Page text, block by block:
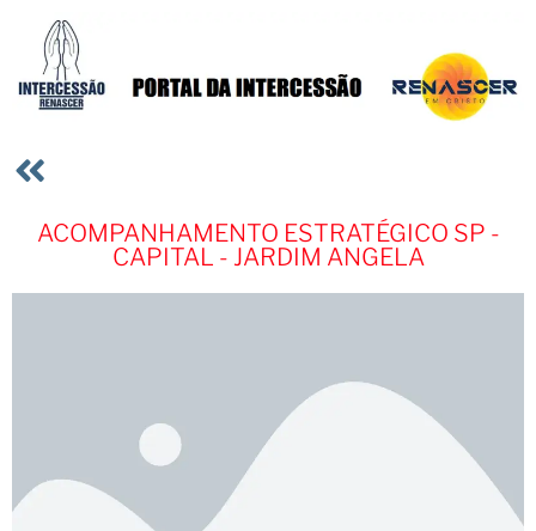
ACOMPANHAMENTO ESTRATÉGICO SP -
CAPITAL - JARDIM ANGELA